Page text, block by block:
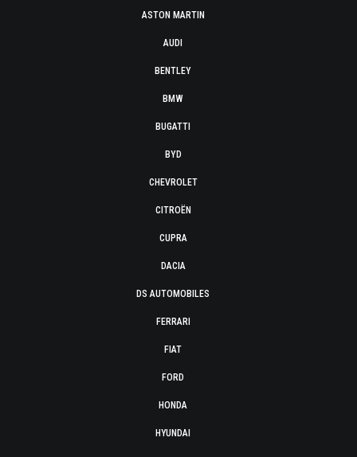
ASTON MARTIN
AUDI
BENTLEY
BMW
BUGATTI
BYD
CHEVROLET
CITROËN
CUPRA
DACIA
DS AUTOMOBILES
FERRARI
FIAT
FORD
HONDA
HYUNDAI